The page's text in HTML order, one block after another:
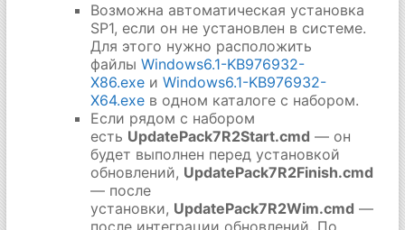
Возможна автоматическая установка
SP1, если он не установлен в системе.
Для этого нужно расположить
файлы Windows6.1-KB976932-
X86.exeи Windows6.1-KB976932-
X64.exeв одном каталоге с набором.
Если рядом с набором
есть UpdatePack7R2Start.cmd — он
будет выполнен перед установкой
обновлений, UpdatePack7R2Finish.cmd
— после
установки, UpdatePack7R2Wim.cmd —
после интеграции обновлений. По